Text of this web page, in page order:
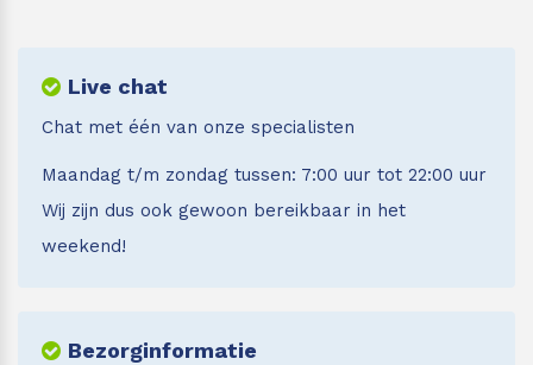
Live chat
Chat met één van onze specialisten
Maandag t/m zondag tussen: 7:00 uur tot 22:00 uur
Wij zijn dus ook gewoon bereikbaar in het
weekend!
Bezorginformatie